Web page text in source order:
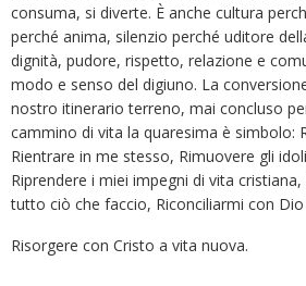
consuma, si diverte. È anche cultura
perché anima, silenzio perché uditore
dignità, pudore, rispetto, relazione e
modo e senso del digiuno. La
nostro itinerario terreno, mai concluso
cammino di vita la quaresima è simbolo:
Rientrare in me stesso, Rimuovere gli
Riprendere i miei impegni di vita
tutto ciò che faccio, Riconciliarmi con
Risorgere con Cristo a vita nuova.